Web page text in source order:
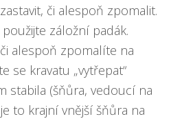
či alespoň zpomalit.
záložní padák.
alespoň zpomalíte na
se kravatu „vytřepat“
stabila (šňůra, vedoucí na
to krajní vnější šňůra na